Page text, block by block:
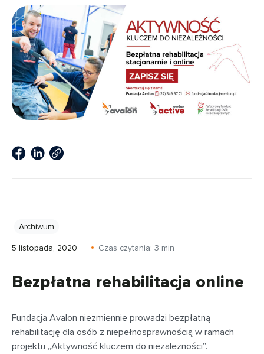
Archiwum
5 listopada, 2020 Czas czytania: 3 min
Bezpłatna rehabilitacja online
Fundacja Avalon niezmiennie prowadzi bezpłatną
rehabilitację dla osób z niepełnosprawnością w ramach
projektu „Aktywność kluczem do niezależności”.